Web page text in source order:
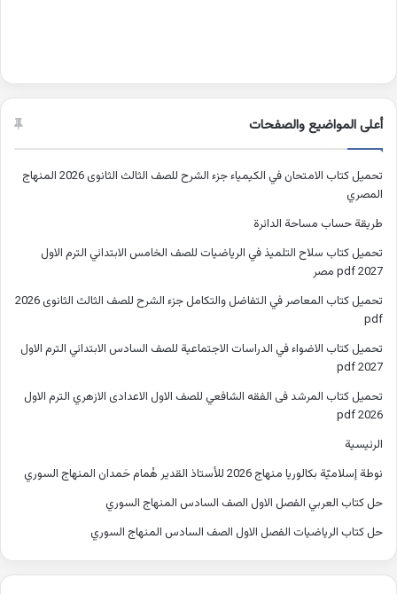
أعلى المواضيع والصفحات
تحميل كتاب الامتحان في الكيمياء جزء الشرح للصف الثالث الثانوى 2026 المنهاج
المصري
طريقة حساب مساحة الدائرة
تحميل كتاب سلاح التلميذ في الرياضيات للصف الخامس الابتدائي الترم الاول
2027 pdf مصر
تحميل كتاب المعاصر في التفاضل والتكامل جزء الشرح للصف الثالث الثانوى 2026
pdf
تحميل كتاب الاضواء في الدراسات الاجتماعية للصف السادس الابتدائي الترم الاول
2027 pdf
تحميل كتاب المرشد فى الفقه الشافعي للصف الاول الاعدادى الازهري الترم الاول
2026 pdf
الرئيسية
نوطة إسلاميّة بكالوريا منهاج 2026 للأستاذ القدير هُمام حَمدان المنهاج السوري
حل كتاب العربي الفصل الاول الصف السادس المنهاج السوري
حل كتاب الرياضيات الفصل الاول الصف السادس المنهاج السوري